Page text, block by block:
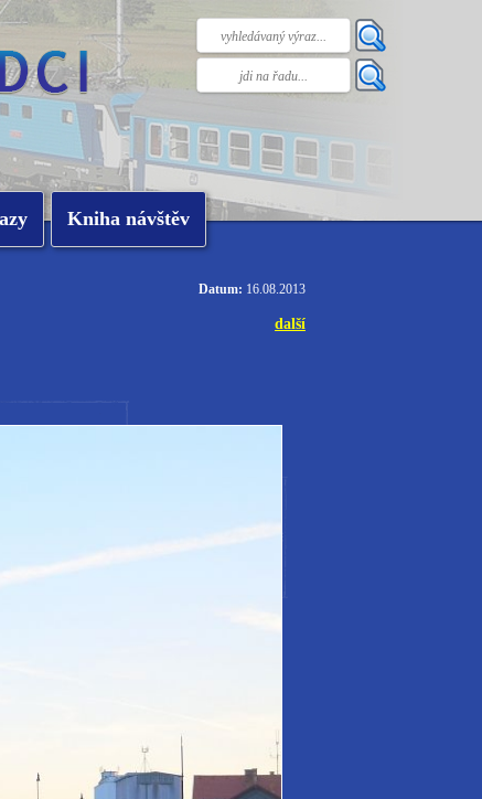
Kniha návštěv
Datum: 16.08.2013
další